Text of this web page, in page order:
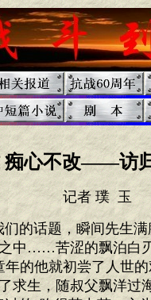
痴心不改——访
记者 璞 玉
的话题，瞬间先生满
中……苦涩的飘泊白
的他就初尝了人世
求生，随叔父飘洋过